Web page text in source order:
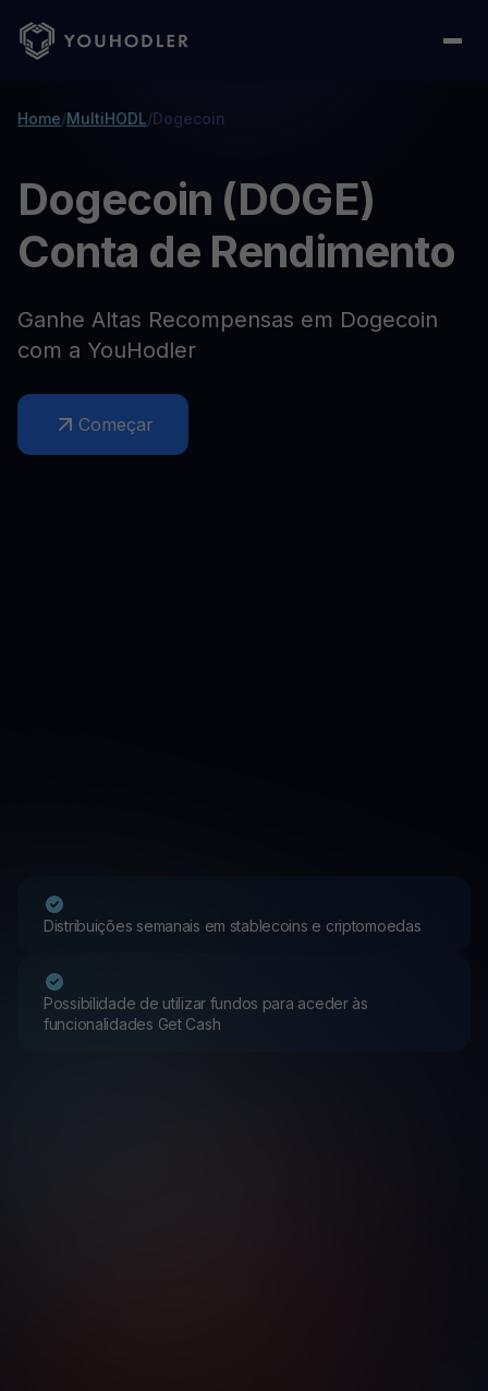
Home/MultiHODL/Dogecoin
Dogecoin (DOGE)
Conta de Rendimento
Ganhe Altas Recompensas em Dogecoin
com a YouHodler
Começar
Distribuições semanais em stablecoins e criptomoedas
Possibilidade de utilizar fundos para aceder às
funcionalidades Get Cash